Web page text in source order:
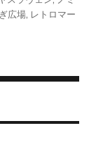
広場, レトロマー